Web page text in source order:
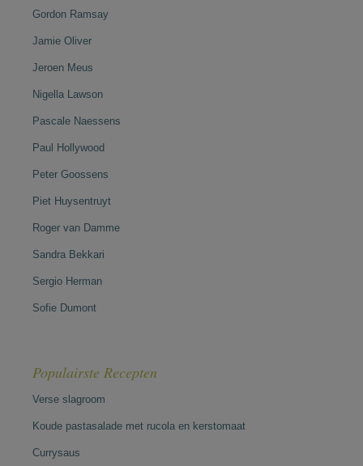
Gordon Ramsay
Jamie Oliver
Jeroen Meus
Nigella Lawson
Pascale Naessens
Paul Hollywood
Peter Goossens
Piet Huysentruyt
Roger van Damme
Sandra Bekkari
Sergio Herman
Sofie Dumont
Populairste Recepten
Verse slagroom
Koude pastasalade met rucola en kerstomaat
Currysaus